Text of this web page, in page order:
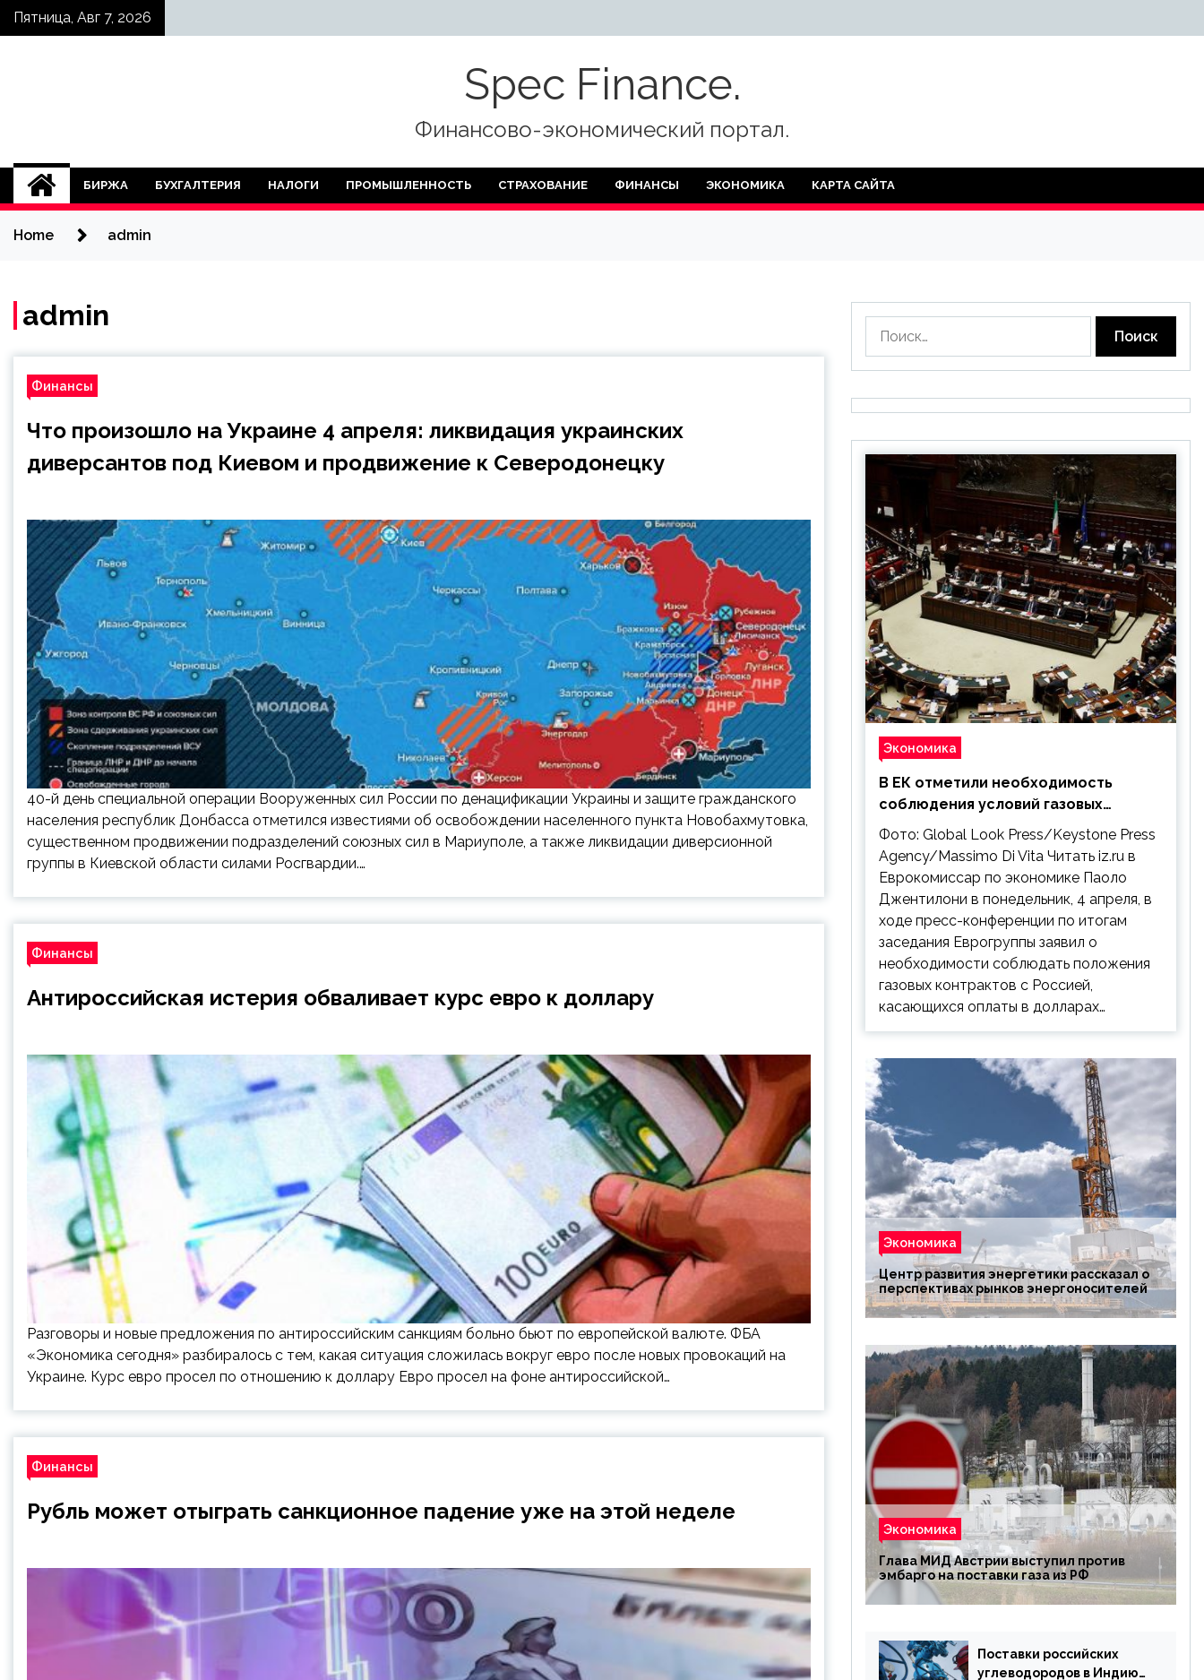
SkipПятница, Авг 7, 2026
Spec Finance.
Финансово-экономический портал.
БИРЖА БУХГАЛТЕРИЯ НАЛОГИ ПРОМЫШЛЕННОСТЬ СТРАХОВАНИЕ ФИНАНСЫ ЭКОНОМИКА КАРТА САЙТА
Home admin
admin
Финансы
Что произошло на Украине 4 апреля: ликвидация украинских
диверсантов под Киевом и продвижение к Северодонецку
40-й день специальной операции Вооруженных сил России по денацификации Украины и защите гражданского
населения республик Донбасса отметился известиями об освобождении населенного пункта Новобахмутовка,
существенном продвижении подразделений союзных сил в Мариуполе, а также ликвидации диверсионной
группы в Киевской области силами Росгвардии.…
Финансы
Антироссийская истерия обваливает курс евро к доллару
Разговоры и новые предложения по антироссийским санкциям больно бьют по европейской валюте. ФБА
«Экономика сегодня» разбиралось с тем, какая ситуация сложилась вокруг евро после новых провокаций на
Украине. Курс евро просел по отношению к доллару Евро просел на фоне антироссийской…
Финансы
Рубль может отыграть санкционное падение уже на этой неделе
Экономика
В ЕК отметили необходимость
соблюдения условий газовых
контрактов с РФ
Фото: Global Look Press/Keystone Press
Agency/Massimo Di Vita Читать iz.ru в
Еврокомиссар по экономике Паоло
Джентилони в понедельник, 4 апреля, в
ходе пресс-конференции по итогам
заседания Еврогруппы заявил о
необходимости соблюдать положения
газовых контрактов с Россией,
касающихся оплаты в долларах…
Экономика
Центр развития энергетики рассказал о
перспективах рынков энергоносителей
Экономика
Глава МИД Австрии выступил против
эмбарго на поставки газа из РФ
Поставки российских
углеводородов в Индию